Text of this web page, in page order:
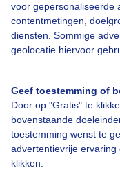
voor gepersonaliseerde
contentmetingen,
diensten. Sommige
geolocatie hiervoor
Geef toestemming of
Door op "Gratis" te
bovenstaande
toestemming wenst te
advertentievrije ervaring
klikken.
Bedrijfsgegevens
Veelgestelde vragen
Contact